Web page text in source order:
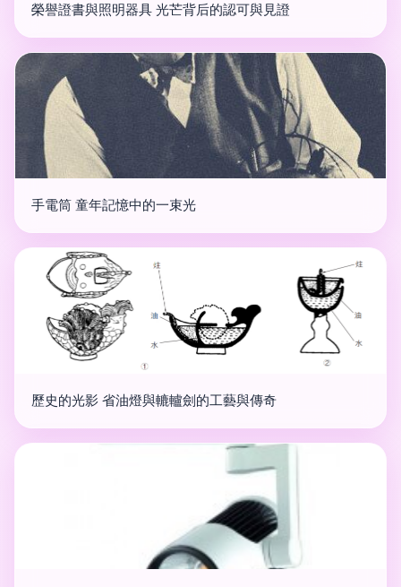
榮譽證書與照明器具 光芒背后的認可與見證
手電筒 童年記憶中的一束光
歷史的光影 省油燈與轆轤劍的工藝與傳奇